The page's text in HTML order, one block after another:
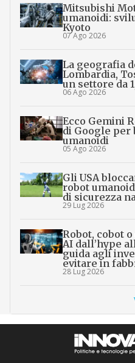
Mitsubishi
umanoidi:
Kyoto
07 Ago 2026
La geografia
Lombardia,
un settore da
06 Ago 2026
Ecco Gemini
di Google per
umanoidi
05 Ago 2026
Gli USA
robot
di sicurezza
29 Lug 2026
Robot, cobot
AI dall’hype
guida agli
evitare in
28 Lug 2026